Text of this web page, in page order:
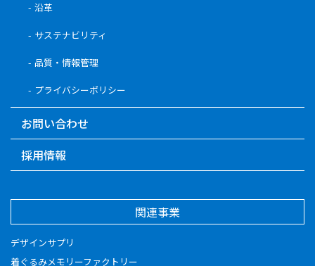
沿革
サステナビリティ
品質・情報管理
プライバシーポリシー
お問い合わせ
採用情報
関連事業
デザインサプリ
着ぐるみメモリーファクトリー